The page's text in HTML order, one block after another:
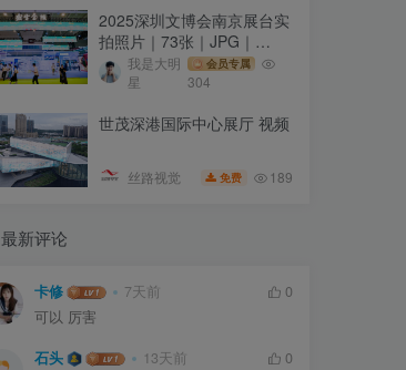
2025深圳文博会南京展台实
拍照片｜73张｜JPG｜
591.04M
我是大明
星
会员专属
304
世茂深港国际中心展厅 视频
丝路视觉 免费 189
最新评论
卡修 7天前
0
可以 厉害
石头 13天前
0